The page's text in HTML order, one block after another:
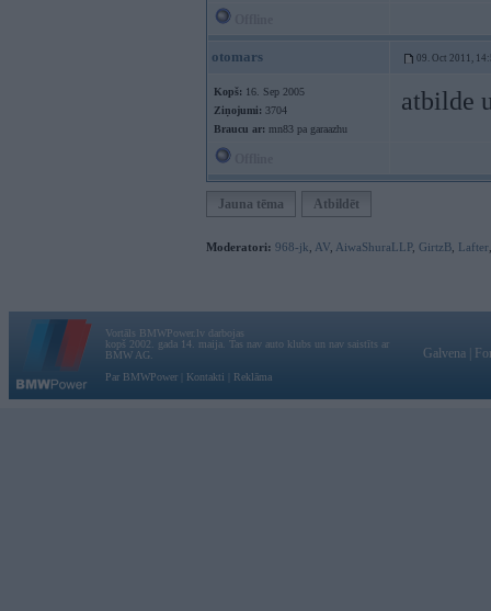
otomars 09. Oct 2011,
Kopš: 16. Sep 2005
Ziņojumi: 3704
Braucu ar: mn83 pa garaazhu
atbilde
Jauna tēma Atbildēt
Moderatori: 968-jk AV AiwaShuraLLP, GirtzB Lafter
Vortāls BMWPower.lv darbojas
kopš 2002. gada 14. maija. Tas nav auto klubs un nav saistīts ar
BMW AG.
Par BMWPower
Kontakti Reklāma
Galvena